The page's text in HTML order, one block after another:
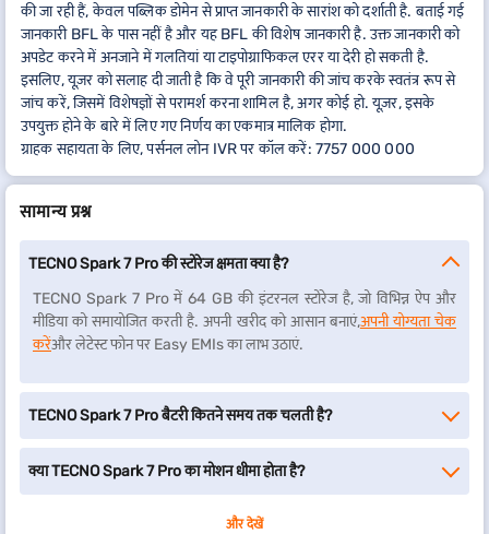
की जा रही हैं, केवल पब्लिक डोमेन से प्राप्त जानकारी के सारांश को दर्शाती है. बताई गई
जानकारी BFL के पास नहीं है और यह BFL की विशेष जानकारी है. उक्त जानकारी को
अपडेट करने में अनजाने में गलतियां या टाइपोग्राफिकल एरर या देरी हो सकती है.
इसलिए, यूज़र को सलाह दी जाती है कि वे पूरी जानकारी की जांच करके स्वतंत्र रूप से
जांच करें, जिसमें विशेषज्ञों से परामर्श करना शामिल है, अगर कोई हो. यूज़र, इसके
उपयुक्त होने के बारे में लिए गए निर्णय का एकमात्र मालिक होगा.
ग्राहक सहायता के लिए, पर्सनल लोन IVR पर कॉल करें: 7757 000 000
सामान्य प्रश्न
TECNO Spark 7 Pro की स्टोरेज क्षमता क्या है?
TECNO Spark 7 Pro में 64 GB की इंटरनल स्टोरेज है, जो विभिन्न ऐप और
मीडिया को समायोजित करती है. अपनी खरीद को आसान बनाएं,अपनी योग्यता चेक
करेंऔर लेटेस्ट फोन पर Easy EMIs का लाभ उठाएं.
TECNO Spark 7 Pro बैटरी कितने समय तक चलती है?
क्या TECNO Spark 7 Pro का मोशन धीमा होता है?
और देखें